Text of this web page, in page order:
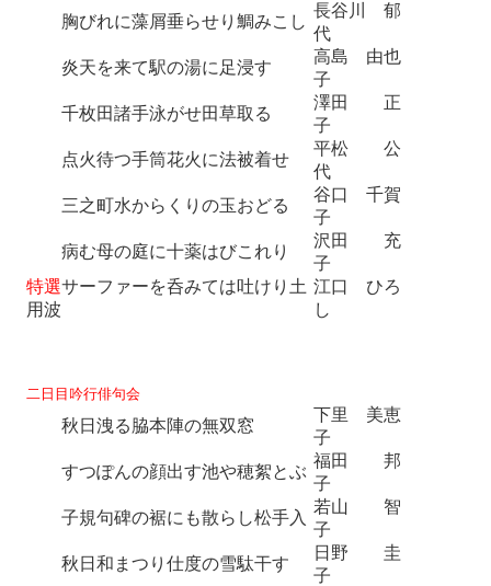
胸びれに藻屑垂らせり鯛みこし
長谷川 郁
代
炎天を来て駅の湯に足浸す
高島 由也
子
千枚田諸手泳がせ田草取る
澤田 正
子
点火待つ手筒花火に法被着せ
平松 公
代
三之町水からくりの玉おどる
谷口 千賀
子
病む母の庭に十薬はびこれり
沢田 充
子
特選サーファーを呑みては吐けり土
用波
江口 ひろ
し
二日目吟行俳句会
秋日洩る脇本陣の無双窓
下里 美恵
子
すつぽんの顔出す池や穂絮とぶ
福田 邦
子
子規句碑の裾にも散らし松手入
若山 智
子
秋日和まつり仕度の雪駄干す
日野 圭
子